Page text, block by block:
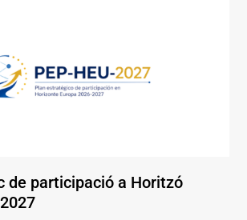
de participació a Horitzó